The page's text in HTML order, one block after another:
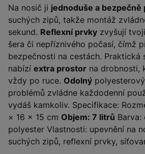
Na nosič ji jednoduše a bezpečně
suchých zipů, takže montáž
sekund. Reflexní prvky zvyšují
šera či nepříznivého počasí, čímž
bezpečnosti na cestách. Praktická
nabízí extra prostor na drobnosti,
vždy po ruce. Odolný
problémů zvládne každodenní
vydáš kamkoliv. Specifikace:
× 16 × 15 cm Objem: 7 litrů Barva:
polyester Vlastnosti: upevnění na
suchých zipů, reflexní prvky,